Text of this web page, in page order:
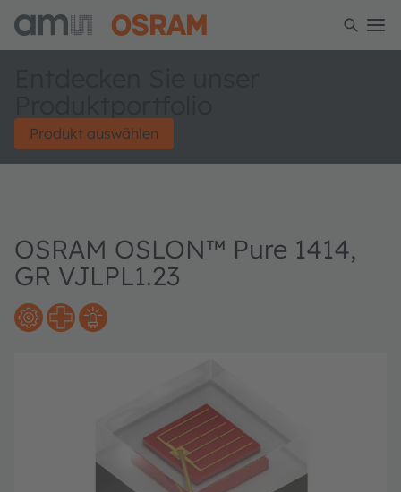
Produkt auswählen
OSRAM OSLON™ Pure 1414,
GR VJLPL1.23